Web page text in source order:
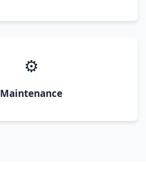
⚙️
Maintenance